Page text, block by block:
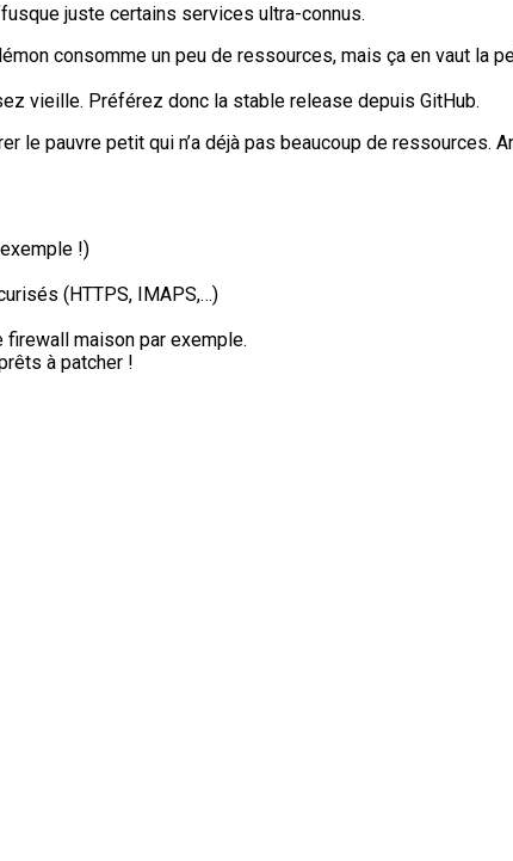
juste certains services ultra-connus.
consomme un peu de ressources, mais ça en vaut la
vieille. Préférez donc la stable release depuis GitHub.
le pauvre petit qui n’a déjà pas beaucoup de ressources.
!)
(HTTPS, IMAPS,…)
maison par exemple.
à patcher !